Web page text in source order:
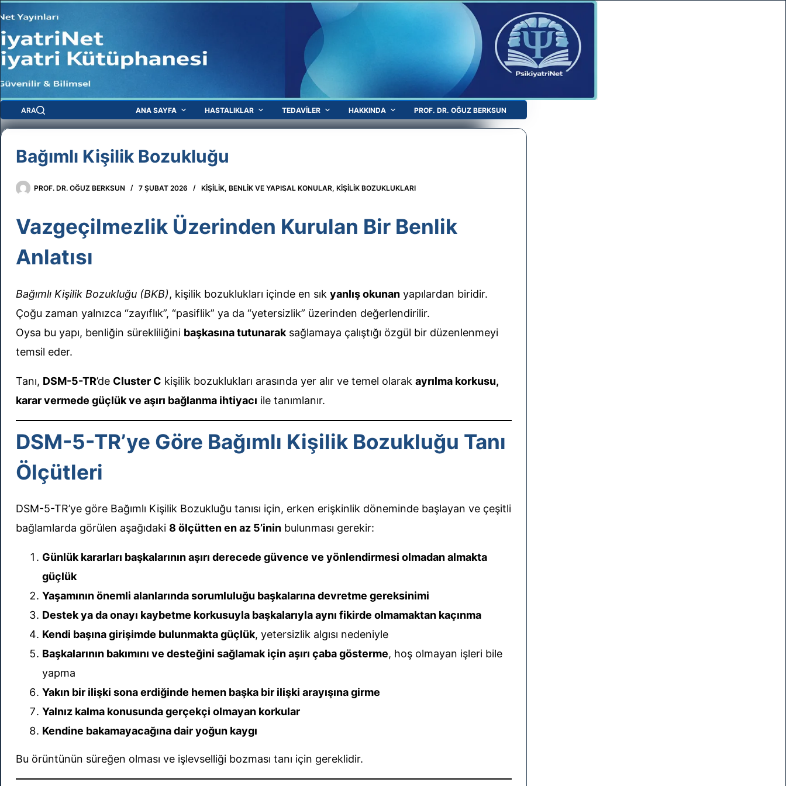
to
content
ARA ANA SAYFA HASTALIKLAR TEDAVILER HAKKINDA PROF. DR. OĞUZ BERKSUN
Bağımlı Kişilik Bozukluğu
PROF. DR. OĞUZ BERKSUN 7 ŞUBAT 2026 KIŞILIK, BENLIK VE YAPISAL KONULAR, KIŞILIK BOZUKLUKLARI
Vazgeçilmezlik Üzerinden Kurulan Bir Benlik
Anlatısı
Bağımlı Kişilik Bozukluğu (BKB), kişilik bozuklukları içinde en sık yanlış okunan yapılardan biridir.
Çoğu zaman yalnızca “zayıflık”, “pasiflik” ya da “yetersizlik” üzerinden değerlendirilir.
Oysa bu yapı, benliğin sürekliliğini başkasına tutunarak sağlamaya çalıştığı özgül bir düzenlenmeyi
temsil eder.
Tanı, DSM-5-TR’de Cluster C kişilik bozuklukları arasında yer alır ve temel olarak ayrılma korkusu,
karar vermede güçlük ve aşırı bağlanma ihtiyacı ile tanımlanır.
DSM-5-TR’ye Göre Bağımlı Kişilik Bozukluğu Tanı
Ölçütleri
DSM-5-TR’ye göre Bağımlı Kişilik Bozukluğu tanısı için, erken erişkinlik döneminde başlayan ve çeşitli
bağlamlarda görülen aşağıdaki 8 ölçütten en az 5’inin bulunması gerekir:
Günlük kararları başkalarının aşırı derecede güvence ve yönlendirmesi olmadan almakta
güçlük
Yaşamının önemli alanlarında sorumluluğu başkalarına devretme gereksinimi
Destek ya da onayı kaybetme korkusuyla başkalarıyla aynı fikirde olmamaktan kaçınma
Kendi başına girişimde bulunmakta güçlük, yetersizlik algısı nedeniyle
Başkalarının bakımını ve desteğini sağlamak için aşırı çaba gösterme, hoş olmayan işleri bile
yapma
Yakın bir ilişki sona erdiğinde hemen başka bir ilişki arayışına girme
Yalnız kalma konusunda gerçekçi olmayan korkular
Kendine bakamayacağına dair yoğun kaygı
Bu örüntünün süreğen olması ve işlevselliği bozması tanı için gereklidir.